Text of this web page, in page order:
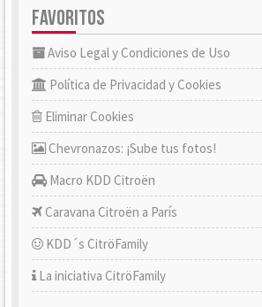
FAVORITOS
Aviso Legal y Condiciones de Uso
Política de Privacidad y Cookies
Eliminar Cookies
Chevronazos: ¡Sube tus fotos!
Macro KDD Citroën
Caravana Citroën a París
KDD´s CitröFamily
La iniciativa CitröFamily